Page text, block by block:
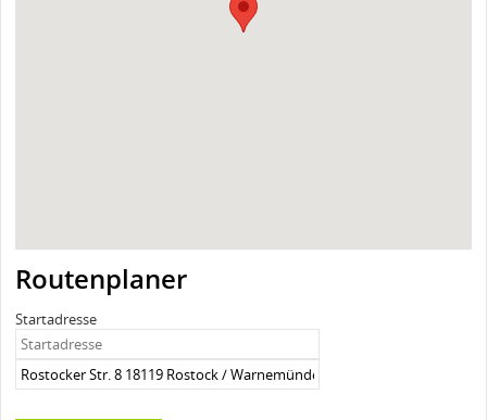
Routenplaner
Startadresse